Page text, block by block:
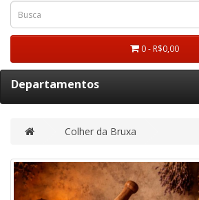
0 - R$0,00
Departamentos
Colher da Bruxa